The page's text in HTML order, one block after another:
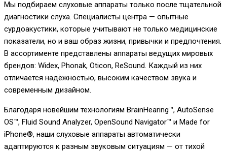
Мы подбираем слуховые аппараты только после тщательной
диагностики слуха. Специалисты центра — опытные
сурдоакустики, которые учитывают не только медицинские
показатели, но и ваш образ жизни, привычки и предпочтения.
В ассортименте представлены аппараты ведущих мировых
брендов: Widex, Phonak, Oticon, ReSound. Каждый из них
отличается надёжностью, высоким качеством звука и
современным дизайном.
Благодаря новейшим технологиям BrainHearing™, AutoSense
OS™, Fluid Sound Analyzer, OpenSound Navigator™ и Made for
iPhone®, наши слуховые аппараты автоматически
адаптируются к разным звуковым ситуациям — от тихой